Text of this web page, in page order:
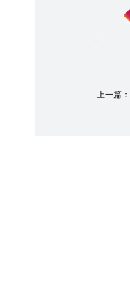
上一篇：